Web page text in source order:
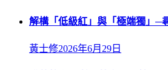
解構「低級紅」與「極端獨」─
黃士修2026年6月29日